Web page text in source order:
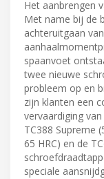
Het aanbrengen
Met name bij de
achteruitgaan
spaanvoet
twee nieuwe
probleem op en
zijn klanten een
vervaardiging
TC388 Supreme
65 HRC) en de
speciale